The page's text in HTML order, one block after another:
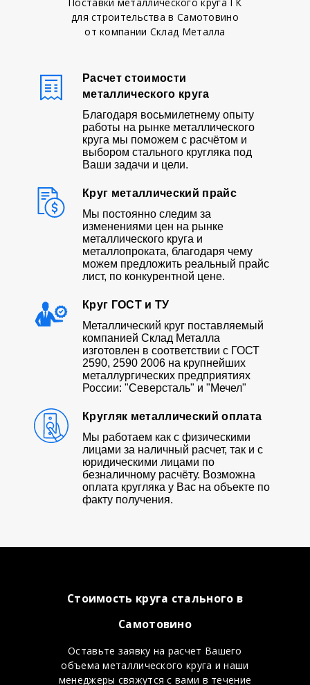
для строительства в Самотовино
от компании Склад Металла
Расчет стоимости
металлического круга
Благодаря восьмилетнему опыту
работы на рынке металлического
круга мы поможем с расчётом и
выбором стального кругляка под
Ваши задачи и цели.
Круг металлический прайс
Мы постоянно следим за
изменениями цен на рынке
металлического круга и
металлопроката, благодаря чему
можем предложить реальный прайс
лист, по конкурентной цене.
Круг ГОСТ и ТУ
Металлический круг поставляемый
компанией Склад Металла
изготовлен в соответствии с ГОСТ
2590, 2590 2006 на крупнейших
металлургических предприятиях
России: "Северсталь" и "Мечел"
Кругляк металлический оплата
Мы работаем как с физическими
лицами за наличный расчет, так и с
юридическими лицами по
безналичному расчёту. Возможна
оплата кругляка у Вас на объекте по
факту получения.
Стоимость круга стального в
Самотовино
Оставьте заявку на расчет Вашего
объема металлического круга и наши
менеджеры свяжутся с вами в течение